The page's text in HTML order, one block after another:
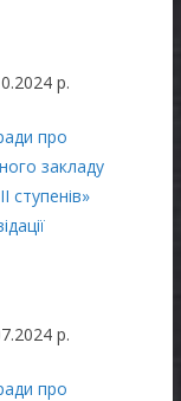
р.
про
закладу
ступенів»
р.
про